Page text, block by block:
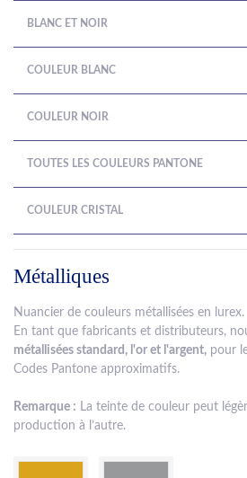
BLANC ET NOIR
COULEUR BLANC
COULEUR NOIR
TOUTES LES COULEURS PANTONE
COULEUR CRISTAL
Métalliques
Nuancier de couleurs métallisées en lurex.
En tant que fabricants et distributeurs,
métallisées standard, l'or et l'argent, pour
Codes Pantone approximatifs.
Remarque : La teinte de couleur peut
production à l’autre.